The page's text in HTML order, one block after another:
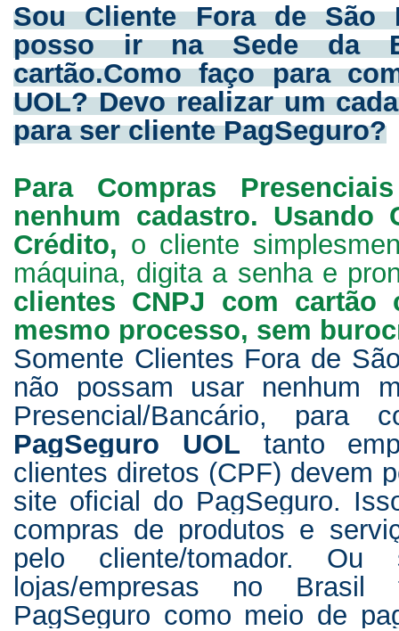
Sou Cliente Fora de São
posso ir na Sede da
cartão.Como faço para
UOL? Devo realizar um
para ser cliente PagSeguro?
Para Compras
nenhum cadastro. Usando
Crédito, o cliente
máquina, digita a senha e
clientes CNPJ com cartão
mesmo processo, sem
Somente Clientes Fora de
não possam usar nenhum
Presencial/Bancário, para
PagSeguro UOL tanto
clientes diretos (CPF) devem
site oficial do PagSeguro.
compras de produtos e
pelo cliente/tomador.
lojas/empresas no
PagSeguro como meio de